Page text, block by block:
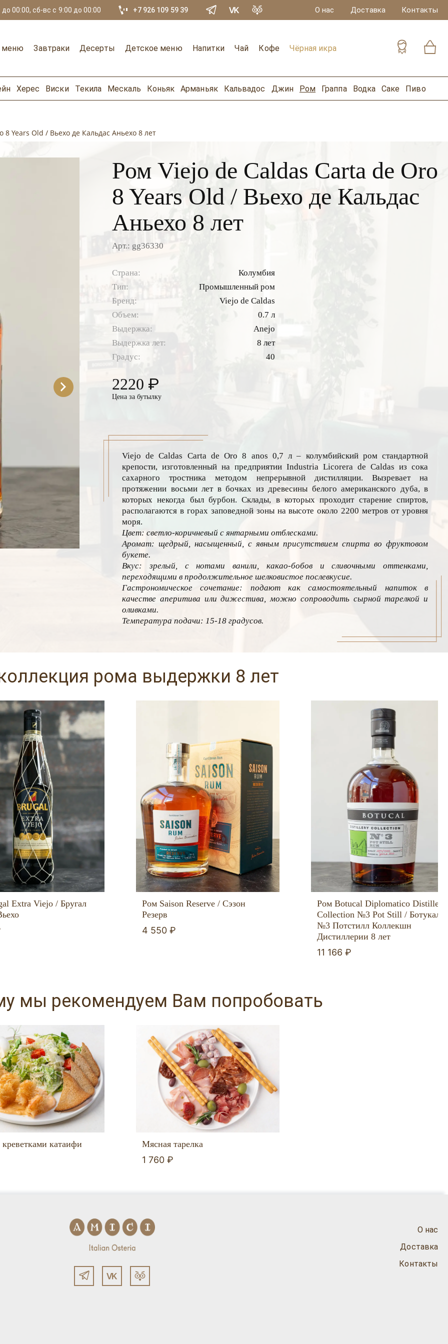
00:00, сб-вс с 9:00 до 00:00 +7 926 109 59 39 О нас Доставка Контакты
меню Завтраки Десерты Детское меню Напитки Чай Кофе Чёрная икра
Херес Виски Текила Мескаль Коньяк Арманьяк Кальвадос Джин Ром Граппа Водка Саке Пиво
Years Old / Вьехо де Кальдас Аньехо 8 лет
Ром Viejo de Caldas Carta de Oro
8 Years Old / Вьехо де Кальдас
Аньехо 8 лет
Арт.: gg36330
Страна:
Колумбия
Тип:
Промышленный ром
Бренд:
Viejo de Caldas
Объем:
0.7 л
Выдержка:
Anejo
Выдержка лет:
8 лет
Градус:
40
2220 ₽
Цена за бутылку
Viejo de Caldas Carta de Oro 8 anos 0,7 л – колумбийский ром стандартной
крепости, изготовленный на предприятии Industria Licorera de Caldas из сока
сахарного тростника методом непрерывной дистилляции. Вызревает на
протяжении восьми лет в бочках из древесины белого американского дуба, в
которых некогда был бурбон. Склады, в которых проходит старение спиртов,
располагаются в горах заповедной зоны на высоте около 2200 метров от уровня
моря.
Цвет: светло-коричневый с янтарными отблесками.
Аромат: щедрый, насыщенный, с явным присутствием спирта во фруктовом
букете.
Вкус: зрелый, с нотами ванили, какао-бобов и сливочными оттенками,
переходящими в продолжительное шелковистое послевкусие.
Гастрономическое сочетание: подают как самостоятельный напиток в
качестве аперитива или дижестива, можно сопроводить сырной тарелкой и
оливками.
Температура подачи: 15-18 градусов.
рома выдержки 8 лет
Extra Viejo / Бругал
Ром Saison Reserve / Сэзон
Резерв
4 550 ₽
Ром Botucal Diplomatico Distillery
Collection №3 Pot Still / Ботукал
№3 Потстилл Коллекшн
Дистиллерии 8 лет
11 166 ₽
мы рекомендуем Вам попробовать
креветками катаифи Мясная тарелка
1 760 ₽
О нас
Доставка
Контакты